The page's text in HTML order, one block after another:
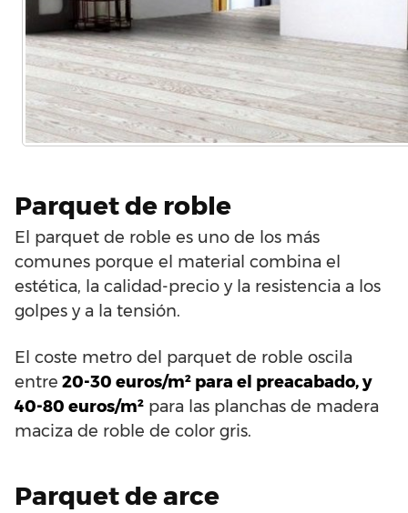
Parquet de roble
El parquet de roble es uno de los más
comunes porque el material combina el
estética, la calidad-precio y la resistencia a los
golpes y a la tensión.
El coste metro del parquet de roble oscila
entre 20-30 euros/m² para el preacabado, y
40-80 euros/m² para las planchas de madera
maciza de roble de color gris.
Parquet de arce